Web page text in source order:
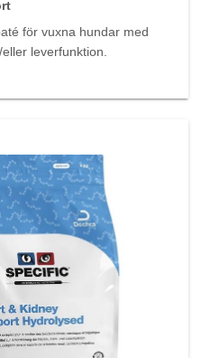
för vuxna hundar med
leverfunktion.